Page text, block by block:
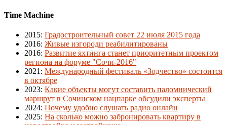
Time Machine
2015: Градостроительный совет 22 июля 2015 года
2016: Живые изгороди реабилитированы
2016: Развитие яхтинга станет приоритетным проектом
региона на форуме "Сочи-2016"
2021 : Международный фестиваль «Зодчество» состоится
в октябре
2023: Какие объекты могут составить паломнический
маршрут в Сочинском нацпарке обсудили эксперты
2024: Почему удобно слушать радио онлайн
2025: На сколько можно забронировать квартиру в